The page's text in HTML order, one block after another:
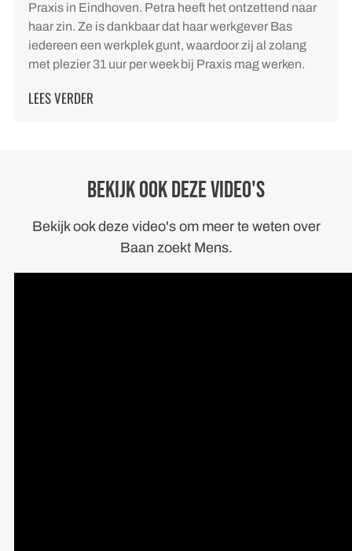
Praxis in Eindhoven. Petra heeft het ontzettend naar
haar zin. Ze is dankbaar dat haar werkgever Bas
iedereen een werkplek gunt, waardoor zij al zolang
met plezier 31 uur per week bij Praxis mag werken.
LEES VERDER
BEKIJK OOK DEZE VIDEO'S
Bekijk ook deze video's om meer te weten over
Baan zoekt Mens.